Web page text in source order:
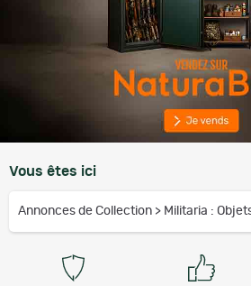
Vous êtes ici
Annonces de Collection > Militaria :